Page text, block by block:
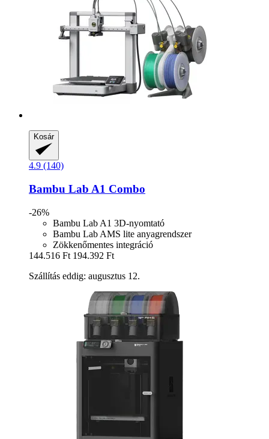
Kosár
4.9 (140)
Bambu Lab A1 Combo
-26%
Bambu Lab A1 3D-nyomtató
Bambu Lab AMS lite anyagrendszer
Zökkenőmentes integráció
144.516 Ft 194.392 Ft
Szállítás eddig: augusztus 12.